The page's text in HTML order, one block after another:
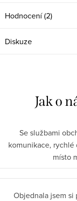
Hodnocení (2)
Diskuze
Se službami
komunikace,
místo
Objednala jsem si